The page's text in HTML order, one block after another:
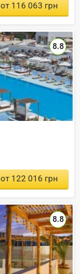
от 116 063 грн
8.8
от 122 016 грн
8.8